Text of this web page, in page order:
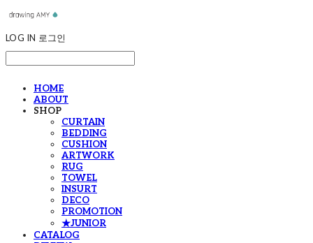
LOG IN 로그인
HOME
ABOUT
SHOP
CURTAIN
BEDDING
CUSHION
ARTWORK
RUG
TOWEL
INSURT
DECO
PROMOTION
★JUNIOR
CATALOG